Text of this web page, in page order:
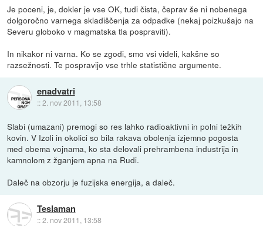
Je poceni, je, dokler je vse OK, tudi čista, čeprav še ni nobenega
dolgoročno varnega skladiščenja za odpadke (nekaj poizkušajo na
Severu globoko v magmatska tla pospraviti).
In nikakor ni varna. Ko se zgodi, smo vsi videli, kakšne so
razsežnosti. Te pospravijo vse trhle statistične argumente.
enadvatri
::2. nov 2011, 13:58
Slabi (umazani) premogi so res lahko radioaktivni in polni težkih
kovin. V Izoli in okolici so bila rakava obolenja izjemno pogosta
med obema vojnama, ko sta delovali prehrambena industrija in
kamnolom z žganjem apna na Rudi.
Daleč na obzorju je fuzijska energija, a daleč.
Teslaman
::2. nov 2011, 13:58